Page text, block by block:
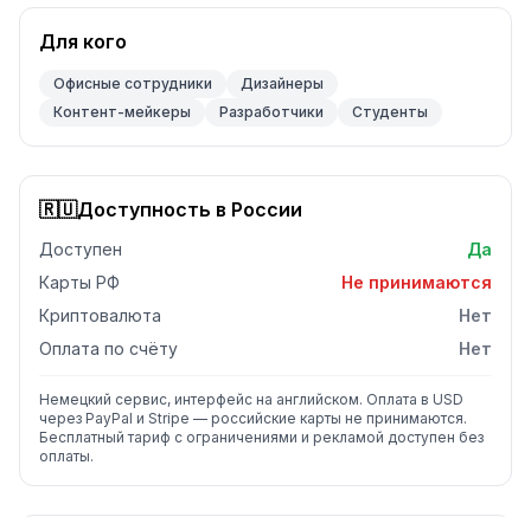
Для кого
Офисные сотрудники
Дизайнеры
Контент-мейкеры
Разработчики Студенты
🇷🇺Доступность в России
Доступен
Да
Карты РФ
Не принимаются
Криптовалюта
Нет
Оплата по счёту
Нет
Немецкий сервис, интерфейс на английском. Оплата в USD
через PayPal и Stripe — российские карты не принимаются.
Бесплатный тариф с ограничениями и рекламой доступен без
оплаты.